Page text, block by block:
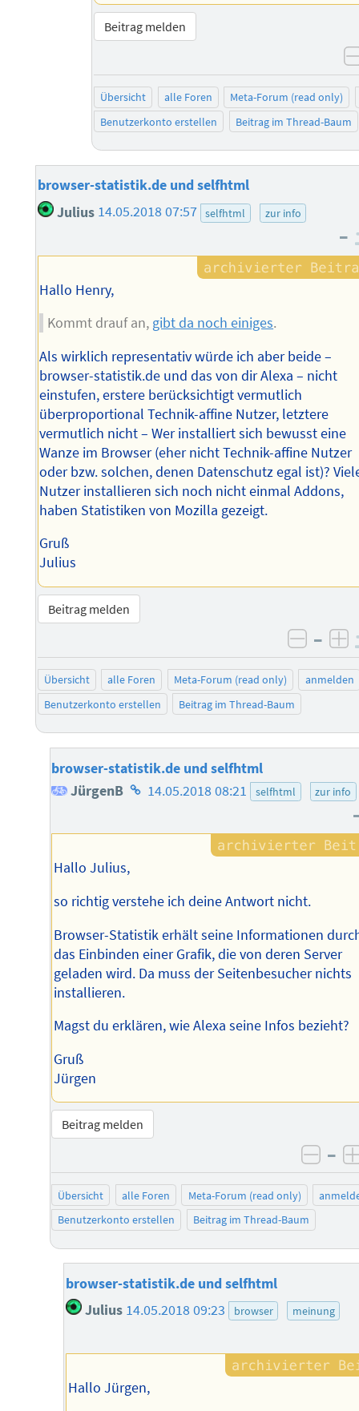
Beitrag melden
Übersicht alle Foren
Meta-Forum (read only)
Benutzerkonto erstellen
Beitrag im Thread-Baum
browser-statistik.de und selfhtml
Julius 14.05.2018 07:57 selfhtml zur info
–
Hallo Henry,
Kommt drauf an, gibt da noch einiges.
Als wirklich representativ würde ich aber beide –
browser-statistik.de und das von dir Alexa – nicht
einstufen, erstere berücksichtigt vermutlich
überproportional Technik-affine Nutzer, letztere
vermutlich nicht – Wer installiert sich bewusst eine
Wanze im Browser (eher nicht Technik-affine Nutzer
oder bzw. solchen, denen Datenschutz egal ist)?
Nutzer installieren sich noch nicht einmal Addons,
haben Statistiken von Mozilla gezeigt.
Gruß
Julius
Beitrag melden
–
Übersicht alle Foren Meta-Forum (read only)
anmelden
Benutzerkonto erstellen
Beitrag im Thread-Baum
browser-statistik.de und selfhtml
JürgenB Homepage
Autors
14.05.2018 08:21 selfhtml zur info
Hallo Julius,
so richtig verstehe ich deine Antwort nicht.
Browser-Statistik erhält seine Informationen
das Einbinden einer Grafik, die von deren Server
geladen wird. Da muss der Seitenbesucher nichts
installieren.
Magst du erklären, wie Alexa seine Infos bezieht?
Gruß
Jürgen
Beitrag melden
–
Übersicht alle Foren Meta-Forum (read only)
Benutzerkonto erstellen
Beitrag im Thread-Baum
browser-statistik.de und selfhtml
Julius 14.05.2018 09:23 browser meinung
Hallo Jürgen,